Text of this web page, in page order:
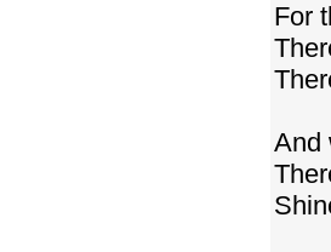
For
And